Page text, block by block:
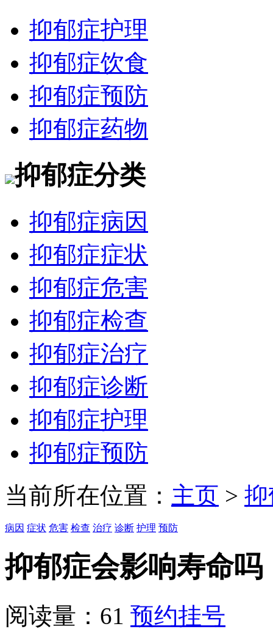
抑郁症护理
抑郁症饮食
抑郁症预防
抑郁症药物
抑郁症分类
抑郁症病因
抑郁症症状
抑郁症危害
抑郁症检查
抑郁症治疗
抑郁症诊断
抑郁症护理
抑郁症预防
当前所在位置： 主页 >
病因 症状 危害 检查 治疗 诊断 护理 预防
抑郁症会影响寿命吗
阅读量：61 预约挂号